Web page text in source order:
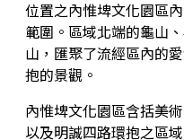
組織職掌
歷史記事
關於兒童美術館
交通資訊
無障礙服務專區
參觀票價與須知
位置之內惟埤文化園區
範圍。區域北端的龜山
山，匯聚了流經區內的
抱的景觀。
內惟埤文化園區含括美
以及明誠四路環抱之區